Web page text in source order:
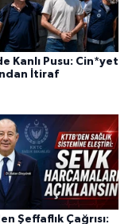
Kanlı Pusu: Cin*yet
İtiraf
Şeffaflık Çağrısı: